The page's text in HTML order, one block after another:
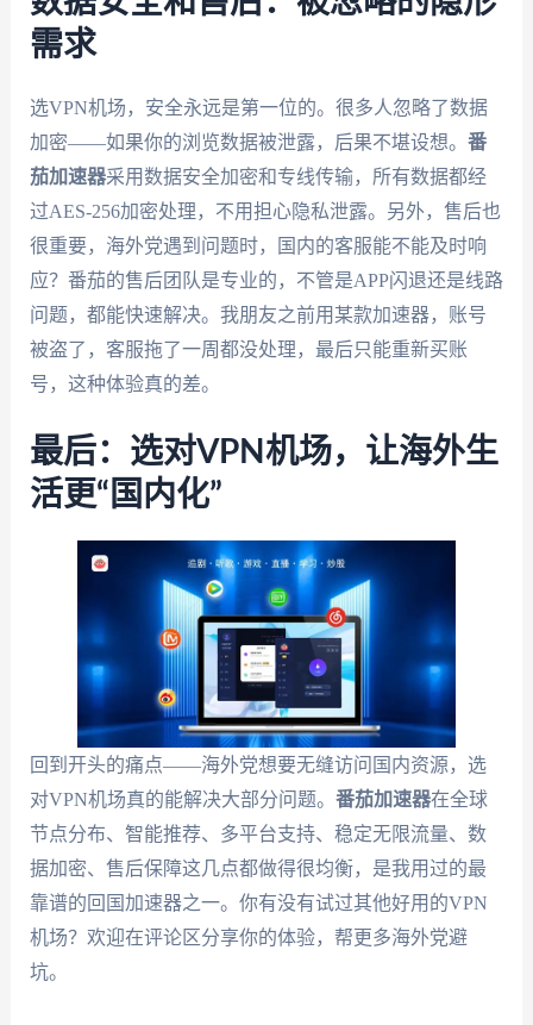
需求
选VPN机场，安全永远是第一位的。很多人忽略了数据
加密——如果你的浏览数据被泄露，后果不堪设想。 番
茄加速器采用数据安全加密和专线传输，所有数据都经
过AES-256加密处理，不用担心隐私泄露。另外，售后也
很重要，海外党遇到问题时，国内的客服能不能及时响
应？番茄的售后团队是专业的，不管是APP闪退还是线路
问题，都能快速解决。我朋友之前用某款加速器，账号
被盗了，客服拖了一周都没处理，最后只能重新买账
号，这种体验真的差。
最后：选对VPN机场，让海外生
活更“国内化”
回到开头的痛点——海外党想要无缝访问国内资源，选
对VPN机场真的能解决大部分问题。 番茄加速器在全球
节点分布、智能推荐、多平台支持、稳定无限流量、数
据加密、售后保障这几点都做得很均衡，是我用过的最
靠谱的回国加速器之一。你有没有试过其他好用的VPN
机场？欢迎在评论区分享你的体验，帮更多海外党避
坑。